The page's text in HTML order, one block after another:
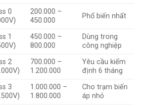
0
200.000 –
450.000
Phổ biến nhất
1
450.000 –
800.000
Dùng trong
công nghiệp
2
700.000 –
1.200.000
Yêu cầu kiểm
định 6 tháng
3
1.000.000 –
1.800.000
Cho trạm biến
áp nhỏ